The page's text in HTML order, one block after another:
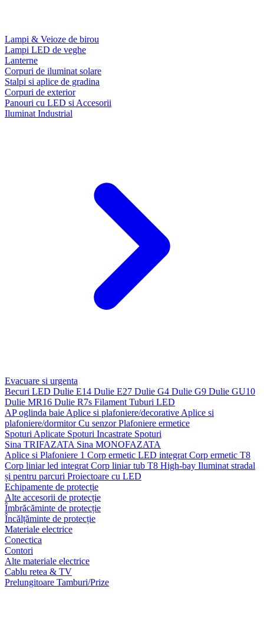
Lampi & Veioze de birou
Lampi LED de veghe
Lanterne
Corpuri de iluminat solare
Stalpi si aplice de gradina
Corpuri de exterior
Panouri cu LED si Accesorii
Iluminat Industrial
Evacuare si urgenta
Becuri LED Dulie E14 Dulie E27 Dulie G4 Dulie G9 Dulie GU10
Dulie MR16 Dulie R7s Filament Tuburi LED
AP oglinda baie Aplice si plafoniere/decorative Aplice si
plafoniere/dormitorCu senzorPlafoniere ermetice
Spoturi Aplicate Spoturi Incastrate Spoturi
Sina TRIFAZATA Sina MONOFAZATA
Aplice si Plafoniere 1 Corp ermetic LED integrat Corp ermetic T8
Corp liniar led integrat Corp liniar tub T8 High-bay Iluminat stradal
și pentru parcuri Proiectoare cu LED
Echipamente de protecție
Alte accesorii de protecție
Îmbrăcăminte de protecție
Încălțăminte de protecție
Materiale electrice
Conectica
Contori
Alte materiale electrice
Cablu retea & TV
Prelungitoare Tamburi/Prize